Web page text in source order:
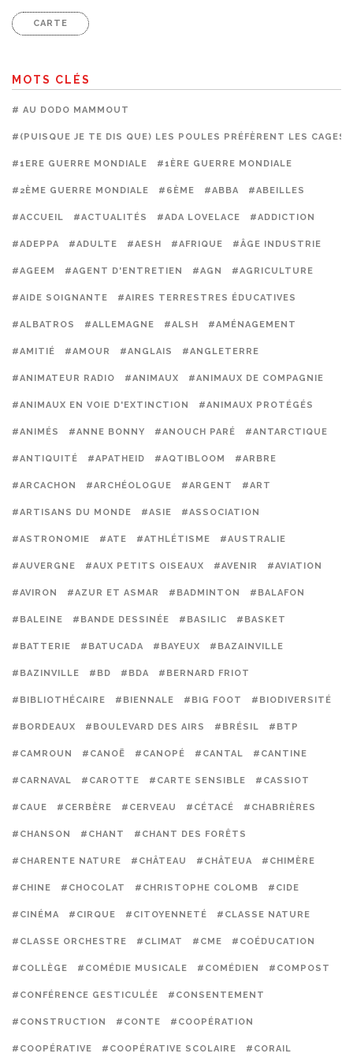
CARTE
MOTS CLÉS
# AU DODO MAMMOUT
#(PUISQUE JE TE DIS QUE) LES POULES PRÉFÈRENT LES CAGES
#1ERE GUERRE MONDIALE #1ÈRE GUERRE MONDIALE
#2ÈME GUERRE MONDIALE #6ÈME #ABBA #ABEILLES
#ACCUEIL #ACTUALITÉS #ADA LOVELACE #ADDICTION
#ADEPPA #ADULTE #AESH #AFRIQUE #ÂGE INDUSTRIE
#AGEEM #AGENT D'ENTRETIEN #AGN #AGRICULTURE
#AIDE SOIGNANTE #AIRES TERRESTRES ÉDUCATIVES
#ALBATROS #ALLEMAGNE #ALSH #AMÉNAGEMENT
#AMITIÉ #AMOUR #ANGLAIS #ANGLETERRE
#ANIMATEUR RADIO #ANIMAUX #ANIMAUX DE COMPAGNIE
#ANIMAUX EN VOIE D'EXTINCTION #ANIMAUX PROTÉGÉS
#ANIMÉS #ANNE BONNY #ANOUCH PARÉ #ANTARCTIQUE
#ANTIQUITÉ #APATHEID #AQTIBLOOM #ARBRE
#ARCACHON #ARCHÉOLOGUE #ARGENT #ART
#ARTISANS DU MONDE #ASIE #ASSOCIATION
#ASTRONOMIE #ATE #ATHLÉTISME #AUSTRALIE
#AUVERGNE #AUX PETITS OISEAUX #AVENIR #AVIATION
#AVIRON #AZUR ET ASMAR #BADMINTON #BALAFON
#BALEINE #BANDE DESSINÉE #BASILIC #BASKET
#BATTERIE #BATUCADA #BAYEUX #BAZAINVILLE
#BAZINVILLE #BD #BDA #BERNARD FRIOT
#BIBLIOTHÉCAIRE #BIENNALE #BIG FOOT #BIODIVERSITÉ
#BORDEAUX #BOULEVARD DES AIRS #BRÉSIL #BTP
#CAMROUN #CANOË #CANOPÉ #CANTAL #CANTINE
#CARNAVAL #CAROTTE #CARTE SENSIBLE #CASSIOT
#CAUE #CERBÈRE #CERVEAU #CÉTACÉ #CHABRIÈRES
#CHANSON #CHANT #CHANT DES FORÊTS
#CHARENTE NATURE #CHÂTEAU #CHÂTEUA #CHIMÈRE
#CHINE #CHOCOLAT #CHRISTOPHE COLOMB #CIDE
#CINÉMA #CIRQUE #CITOYENNETÉ #CLASSE NATURE
#CLASSE ORCHESTRE #CLIMAT #CME #COÉDUCATION
#COLLÈGE #COMÉDIE MUSICALE #COMÉDIEN #COMPOST
#CONFÉRENCE GESTICULÉE #CONSENTEMENT
#CONSTRUCTION #CONTE #COOPÉRATION
#COOPÉRATIVE #COOPÉRATIVE SCOLAIRE #CORAIL